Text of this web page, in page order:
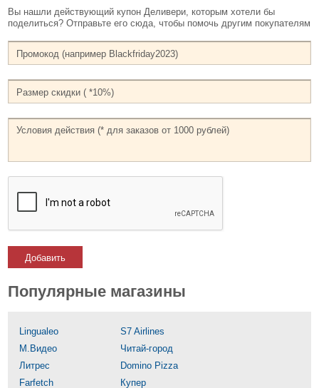
Вы нашли действующий купон Деливери, которым хотели бы
поделиться? Отправьте его сюда, чтобы помочь другим покупателям
Добавить
Популярные магазины
Lingualeo
S7 Airlines
М.Видео
Читай-город
Литрес
Domino Pizza
Farfetch
Купер